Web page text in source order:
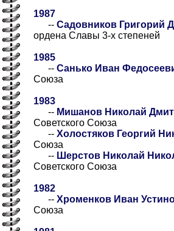
1987
-- Садовников Григорий
ордена Славы 3-х степеней
1985
-- Санько Иван
Союза
1983
-- Мишанов Николай
Советского Союза
-- Холостяков Георгий
Союза
-- Шерстов Николай
Советского Союза
1982
-- Хроменков Иван
Союза